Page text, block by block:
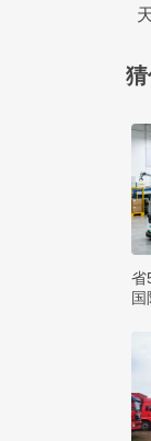
省